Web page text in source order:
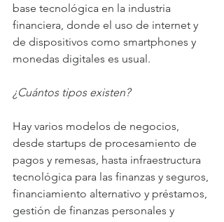
base tecnológica en la industria
financiera, donde el uso de internet y
de dispositivos como smartphones y
monedas digitales es usual.
¿Cuántos tipos existen?
Hay varios modelos de negocios,
desde startups de procesamiento de
pagos y remesas, hasta infraestructura
tecnológica para las finanzas y seguros,
financiamiento alternativo y préstamos,
gestión de finanzas personales y